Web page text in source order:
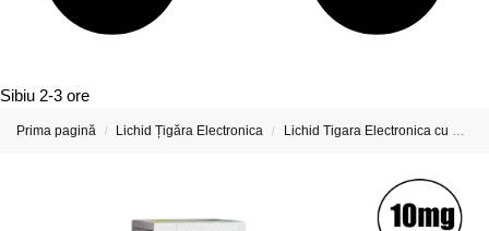
Sibiu 2-3 ore
Prima pagină / Lichid Țigăra Electronica / Lichid Tigara Electronica cu Nicotina